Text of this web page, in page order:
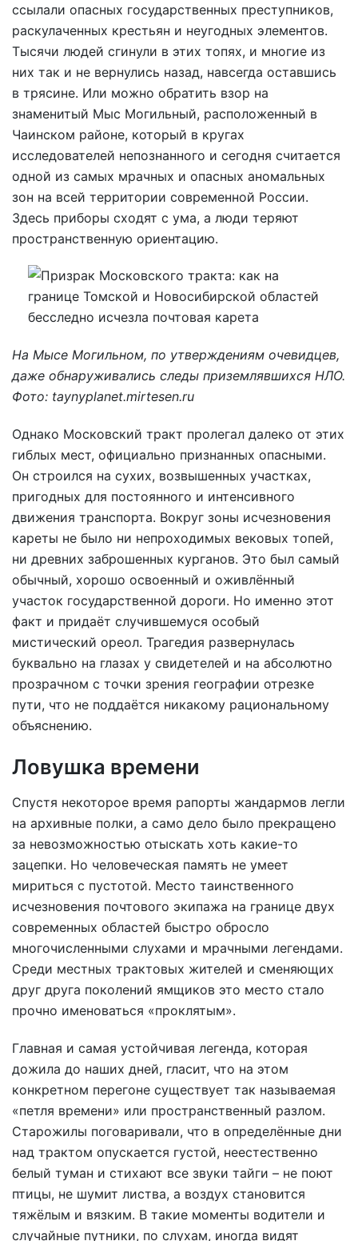
ссылали опасных государственных преступников,
раскулаченных крестьян и неугодных элементов.
Тысячи людей сгинули в этих топях, и многие из
них так и не вернулись назад, навсегда оставшись
в трясине. Или можно обратить взор на
знаменитый Мыс Могильный, расположенный в
Чаинском районе, который в кругах
исследователей непознанного и сегодня считается
одной из самых мрачных и опасных аномальных
зон на всей территории современной России.
Здесь приборы сходят с ума, а люди теряют
пространственную ориентацию.
На Мысе Могильном, по утверждениям очевидцев,
даже обнаруживались следы приземлявшихся НЛО.
Фото: taynyplanet.mirtesen.ru
Однако Московский тракт пролегал далеко от этих
гиблых мест, официально признанных опасными.
Он строился на сухих, возвышенных участках,
пригодных для постоянного и интенсивного
движения транспорта. Вокруг зоны исчезновения
кареты не было ни непроходимых вековых топей,
ни древних заброшенных курганов. Это был самый
обычный, хорошо освоенный и оживлённый
участок государственной дороги. Но именно этот
факт и придаёт случившемуся особый
мистический ореол. Трагедия развернулась
буквально на глазах у свидетелей и на абсолютно
прозрачном с точки зрения географии отрезке
пути, что не поддаётся никакому рациональному
объяснению.
Ловушка времени
Спустя некоторое время рапорты жандармов легли
на архивные полки, а само дело было прекращено
за невозможностью отыскать хоть какие-то
зацепки. Но человеческая память не умеет
мириться с пустотой. Место таинственного
исчезновения почтового экипажа на границе двух
современных областей быстро обросло
многочисленными слухами и мрачными легендами.
Среди местных трактовых жителей и сменяющих
друг друга поколений ямщиков это место стало
прочно именоваться «проклятым».
Главная и самая устойчивая легенда, которая
дожила до наших дней, гласит, что на этом
конкретном перегоне существует так называемая
«петля времени» или пространственный разлом.
Старожилы поговаривали, что в определённые дни
над трактом опускается густой, неестественно
белый туман и стихают все звуки тайги – не поют
птицы, не шумит листва, а воздух становится
тяжёлым и вязким. В такие моменты водители и
случайные путники, по слухам, иногда видят